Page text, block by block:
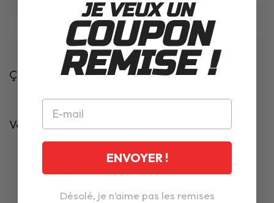
Blousons moto Dainese
Ça pourrait t'intéresser
Vos avis sur ce produit
4,6
JE VEUX UN
COUPON
REMISE !
ENVOYER !
Désolé, je n’aime pas les remises